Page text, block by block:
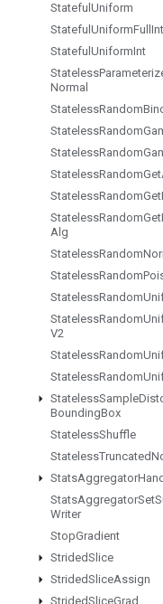
Stateful Uniform
Stateful UniformFull Int
Stateful UniformInt
Stateless
Normal
StatelessRandom
StatelessRandom
StatelessRandom
StatelessRandomGet
StatelessRandomGet
StatelessRandomGet
Alg
StatelessRandom
StatelessRandom
StatelessRandom
StatelessRandom
V2
StatelessRandom
StatelessRandom
StatelessSample
BoundingBox
StatelessShuffle
StatelessTruncated
StatsAggregator
StatsAggregatorSet
Writer
StopGradient
StridedSlice
StridedSliceAssign
StridedSliceGrad